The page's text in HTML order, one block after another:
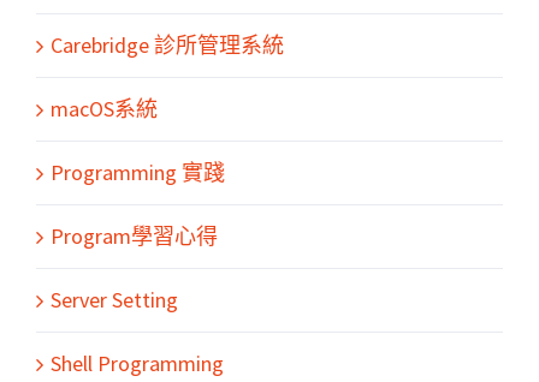
Carebridge 診所管理系統
macOS系統
Programming 實踐
Program學習心得
Server Setting
Shell Programming